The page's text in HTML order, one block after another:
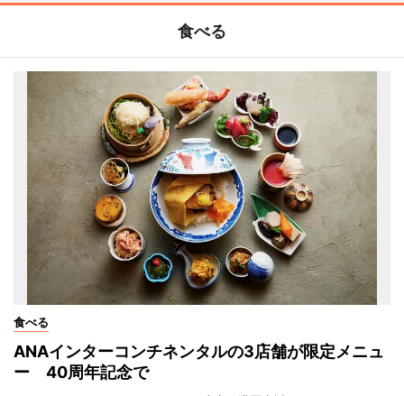
食べる
食べる
ANAインターコンチネンタルの3店舗が限定メニュ
ー 40周年記念で